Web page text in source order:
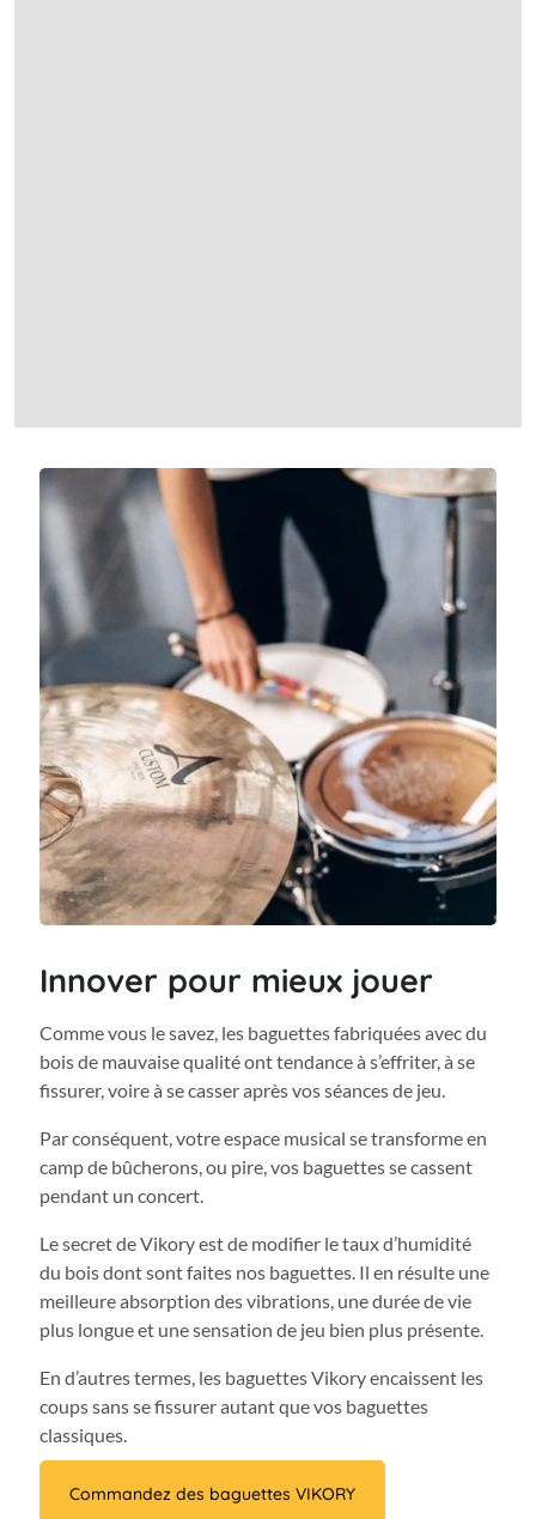
Innover pour mieux jouer
Comme vous le savez, les baguettes fabriquées avec du
bois de mauvaise qualité ont tendance à s’effriter, à se
fissurer, voire à se casser après vos séances de jeu.
Par conséquent, votre espace musical se transforme en
camp de bûcherons, ou pire, vos baguettes se cassent
pendant un concert.
Le secret de Vikory est de modifier le taux d’humidité
du bois dont sont faites nos baguettes. Il en résulte une
meilleure absorption des vibrations, une durée de vie
plus longue et une sensation de jeu bien plus présente.
En d’autres termes, les baguettes Vikory encaissent les
coups sans se fissurer autant que vos baguettes
classiques.
Commandez des baguettes VIKORY